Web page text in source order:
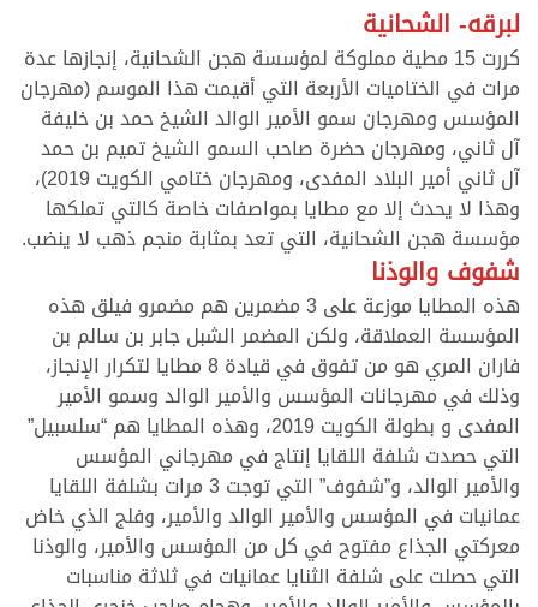
لبرقه- الشحانية
كررت 15 مطية مملوكة لمؤسسة هجن الشحانية، إنجازها عدة
مرات في الختاميات الأربعة التي أقيمت هذا الموسم (مهرجان
المؤسس ومهرجان سمو الأمير الوالد الشيخ حمد بن خليفة
آل ثاني، ومهرجان حضرة صاحب السمو الشيخ تميم بن حمد
آل ثاني أمير البلاد المفدى، ومهرجان ختامي الكويت 2019)،
وهذا لا يحدث إلا مع مطايا بمواصفات خاصة كالتي تملكها
مؤسسة هجن الشحانية، التي تعد بمثابة منجم ذهب لا ينضب.
شفوف والوذنا
هذه المطايا موزعة على 3 مضمرين هم مضمرو فيلق هذه
المؤسسة العملاقة، ولكن المضمر الشبل جابر بن سالم بن
فاران المري هو من تفوق في قيادة 8 مطايا لتكرار الإنجاز،
وذلك في مهرجانات المؤسس والأمير الوالد وسمو الأمير
المفدى و بطولة الكويت 2019، وهذه المطايا هم “سلسبيل”
التي حصدت شلفة اللقايا إنتاج في مهرجاني المؤسس
والأمير الوالد، و”شفوف” التي توجت 3 مرات بشلفة اللقايا
عمانيات في المؤسس والأمير الوالد والأمير، وفلج الذي خاض
معركتي الجذاع مفتوح في كل من المؤسس والأمير، والوذنا
التي حصلت على شلفة الثنايا عمانيات في ثلاثة مناسبات